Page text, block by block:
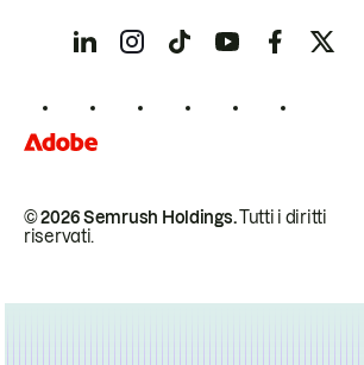
© 2026 Semrush Holdings.Tutti i diritti
riservati.